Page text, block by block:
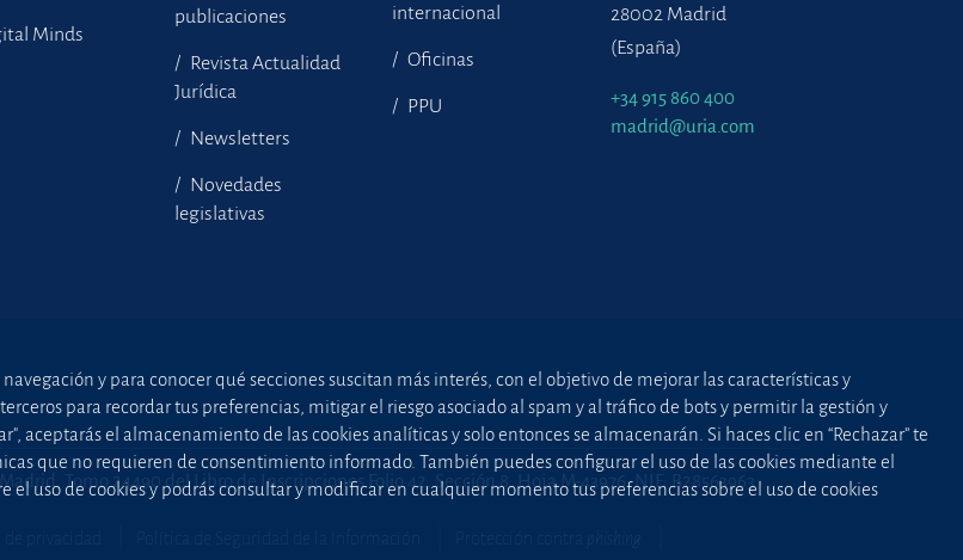
Minds
publicaciones
Revista Actualidad
Jurídica
Newsletters
Novedades
legislativas
internacional
Oficinas
PPU
28002 Madrid
(España)
+34 915 860 400
madrid@uria.com
Tomo 24490 del Libro de Inscripciones Folio 42, Sección 8, Hoja M-43976. NIF: B28563963
y para conocer qué secciones suscitan más interés, con el objetivo de mejorar las características y
para recordar tus preferencias, mitigar el riesgo asociado al spam y al tráfico de bots y permitir la gestión y
aceptarás el almacenamiento de las cookies analíticas y solo entonces se almacenarán. Si haces clic en “Rechazar” te
que no requieren de consentimiento informado. También puedes configurar el uso de las cookies mediante el
el uso de cookies y podrás consultar y modificar en cualquier momento tus preferencias sobre el uso de cookies